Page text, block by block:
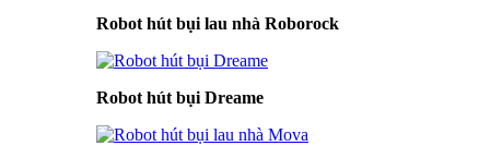
Robot hút bụi lau nhà Roborock
Robot hút bụi Dreame